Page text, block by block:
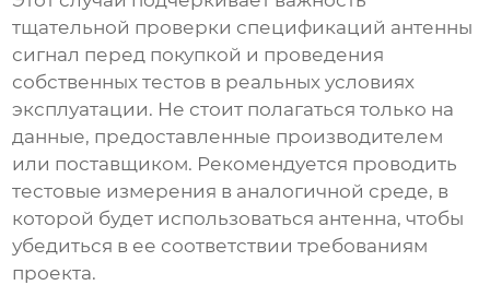
тщательной проверки спецификаций антенны
сигнал перед покупкой и проведения
собственных тестов в реальных условиях
эксплуатации. Не стоит полагаться только на
данные, предоставленные производителем
или поставщиком. Рекомендуется проводить
тестовые измерения в аналогичной среде, в
которой будет использоваться антенна, чтобы
убедиться в ее соответствии требованиям
проекта.